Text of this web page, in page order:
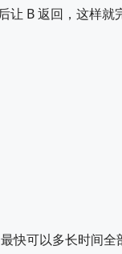
B 返回，这样就
快可以多长时间全